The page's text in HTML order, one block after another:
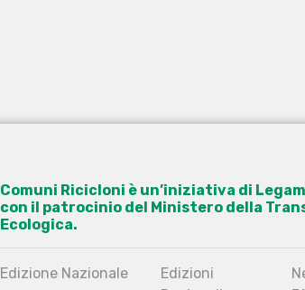
Comuni Ricicloni è un’iniziativa di
con il patrocinio del Ministero della
Ecologica.
Edizione Nazionale
Edizioni